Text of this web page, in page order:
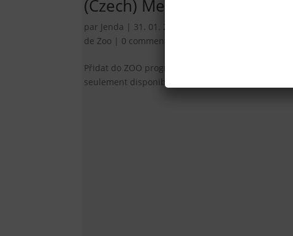
(Czech) Medúzy v akváriu
par Jenda | 31. 01. 2016
de Zoo| 0 commentaires
Přidat do ZOO programu2Désolé, cet article est
seulement disponible en Czech et Anglais...